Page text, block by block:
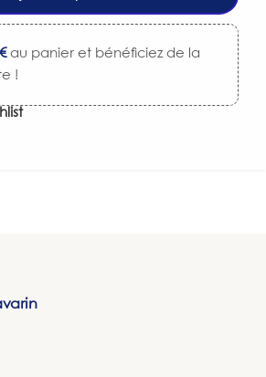
€au panier et bénéficiez de la
!